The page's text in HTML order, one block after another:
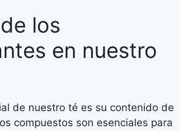
los
en nuestro
de nuestro té es su contenido de
compuestos son esenciales para